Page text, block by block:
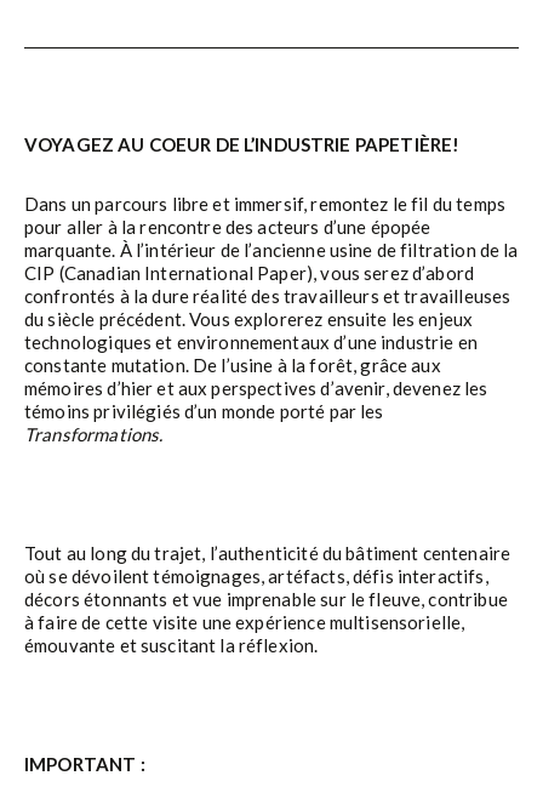
VOYAGEZ AU COEUR DE L’INDUSTRIE PAPETIÈRE!
Dans un parcours libre et immersif, remontez le fil du temps
pour aller à la rencontre des acteurs d’une épopée
marquante. À l’intérieur de l’ancienne usine de filtration de la
CIP (Canadian International Paper), vous serez d’abord
confrontés à la dure réalité des travailleurs et travailleuses
du siècle précédent. Vous explorerez ensuite les enjeux
technologiques et environnementaux d’une industrie en
constante mutation. De l’usine à la forêt, grâce aux
mémoires d’hier et aux perspectives d’avenir, devenez les
témoins privilégiés d’un monde porté par les
Transformations.
Tout au long du trajet, l’authenticité du bâtiment centenaire
où se dévoilent témoignages, artéfacts, défis interactifs,
décors étonnants et vue imprenable sur le fleuve, contribue
à faire de cette visite une expérience multisensorielle,
émouvante et suscitant la réflexion.
IMPORTANT :